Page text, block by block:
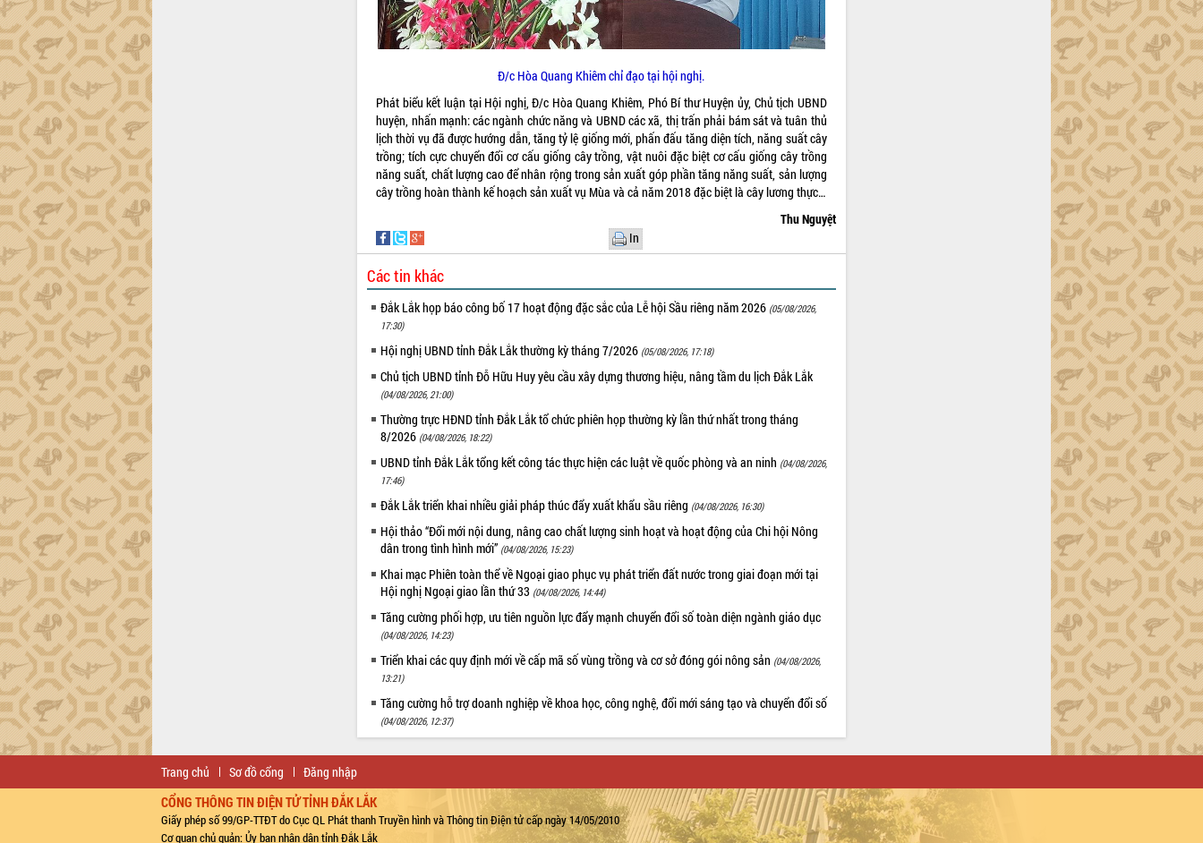
Đ/c Hòa Quang Khiêm chỉ đạo tại hội nghị.
Phát biểu kết luận tại Hội nghị, Đ/c Hòa Quang Khiêm, Phó Bí thư Huyện ủy, Chủ tịch UBND
huyện, nhấn mạnh: các ngành chức năng và UBND các xã, thị trấn phải bám sát và tuân thủ
lịch thời vụ đã được hướng dẫn, tăng tỷ lệ giống mới, phấn đấu tăng diện tích, năng suất cây
trồng; tích cực chuyển đổi cơ cấu giống cây trồng, vật nuôi đặc biệt cơ cấu giống cây trồng
năng suất, chất lượng cao để nhân rộng trong sản xuất góp phần tăng năng suất, sản lượng
cây trồng hoàn thành kế hoạch sản xuất vụ Mùa và cả năm 2018 đặc biệt là cây lương thực…
Thu Nguyệt
In
Các tin khác
Đắk Lắk họp báo công bố 17 hoạt động đặc sắc của Lễ hội Sầu riêng năm 2026 (05/08/2026,
17:30)
Hội nghị UBND tỉnh Đắk Lắk thường kỳ tháng 7/2026 (05/08/2026, 17:18)
Chủ tịch UBND tỉnh Đỗ Hữu Huy yêu cầu xây dựng thương hiệu, nâng tầm du lịch Đắk Lắk
(04/08/2026, 21:00)
Thường trực HĐND tỉnh Đắk Lắk tổ chức phiên họp thường kỳ lần thứ nhất trong tháng
8/2026 (04/08/2026, 18:22)
UBND tỉnh Đắk Lắk tổng kết công tác thực hiện các luật về quốc phòng và an ninh (04/08/2026,
17:46)
Đắk Lắk triển khai nhiều giải pháp thúc đẩy xuất khẩu sầu riêng (04/08/2026, 16:30)
Hội thảo “Đổi mới nội dung, nâng cao chất lượng sinh hoạt và hoạt động của Chi hội Nông
dân trong tình hình mới” (04/08/2026, 15:23)
Khai mạc Phiên toàn thể về Ngoại giao phục vụ phát triển đất nước trong giai đoạn mới tại
Hội nghị Ngoại giao lần thứ 33 (04/08/2026, 14:44)
Tăng cường phối hợp, ưu tiên nguồn lực đẩy mạnh chuyển đổi số toàn diện ngành giáo dục
(04/08/2026, 14:23)
Triển khai các quy định mới về cấp mã số vùng trồng và cơ sở đóng gói nông sản (04/08/2026,
13:21)
Tăng cường hỗ trợ doanh nghiệp về khoa học, công nghệ, đổi mới sáng tạo và chuyển đổi số
(04/08/2026, 12:37)
Trang chủ Sơ đồ cổng Đăng nhập
CỔNG THÔNG TIN ĐIỆN TỬ TỈNH ĐẮK LẮK
Giấy phép số 99/GP-TTĐT do Cục QL Phát thanh Truyền hình và Thông tin Điện tử cấp ngày 14/05/2010
Cơ quan chủ quản: Ủy ban nhân dân tỉnh Đắk Lắk